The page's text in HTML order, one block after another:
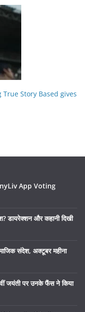
True Story Based gives
App Voting
डायरेक्शन और कहानी दिखी
संदेश, अक्टूबर महीना
जयंती पर उनके फैंस ने किया